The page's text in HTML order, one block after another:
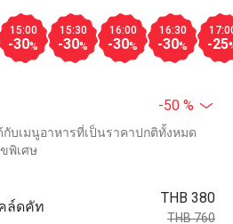
15:00
-30%
15:30
-30%
16:00
-30%
16:30
-30% -25
-50 %
บเมนูอาหารที่เป็นราคาปกติทั้งหมด
พิเศษ
ล์ดคัท
THB 380
THB 760